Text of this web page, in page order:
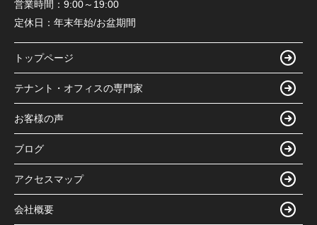
営業時間： 9:00～19:00
定休日： 年末年始/お盆期間
トップページ
テナント・オフィスの専門家
お客様の声
ブログ
アクセスマップ
会社概要